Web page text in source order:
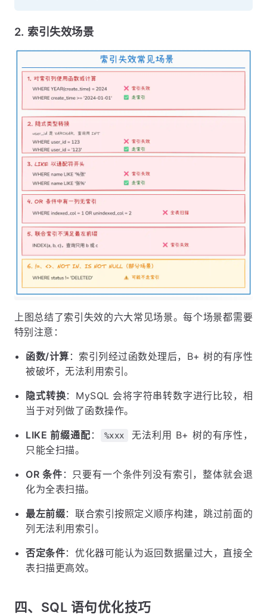
2. 索引失效场景
上图总结了索引失效的六大常见场景。每个场景都需要
特别注意：
函数/计算 ：索引列经过函数处理后，B+ 树的有序性
被破坏，无法利用索引。
隐式转换：MySQL 会将字符串转数字进行比较，相
当于对列做了函数操作。
LIKE 前缀通配 ： %xxx
无法利用 B+ 树的有序性，
只能全扫描。
OR 条件 ：只要有一个条件列没有索引，整体就会退
化为全表扫描。
最左前缀：联合索引按照定义顺序构建，跳过前面的
列无法利用索引。
否定条件：优化器可能认为返回数据量过大，直接全
表扫描更高效。
四、SQL 语句优化技巧